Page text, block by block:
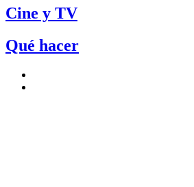
Cine y TV
Qué hacer